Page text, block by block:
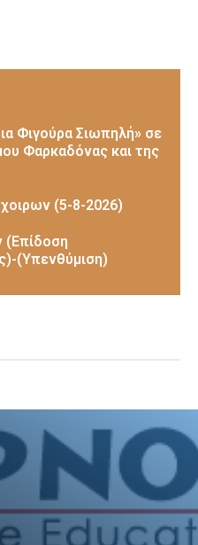
Φιγούρα Σιωπηλή» σε
Φαρκαδόνας και της
(5-8-2026)
(Επίδοση
(Υπενθύμιση)